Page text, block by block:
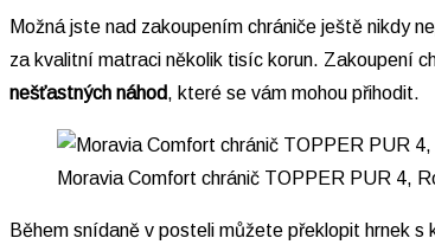
Možná jste nad zakoupením chrániče ještě nikdy
za kvalitní matraci několik tisíc korun. Zakoupení
nešťastných náhod, které se vám mohou přihodit.
Moravia Comfort chránič TOPPER PUR 4,
Během snídaně v posteli můžete překlopit hrnek